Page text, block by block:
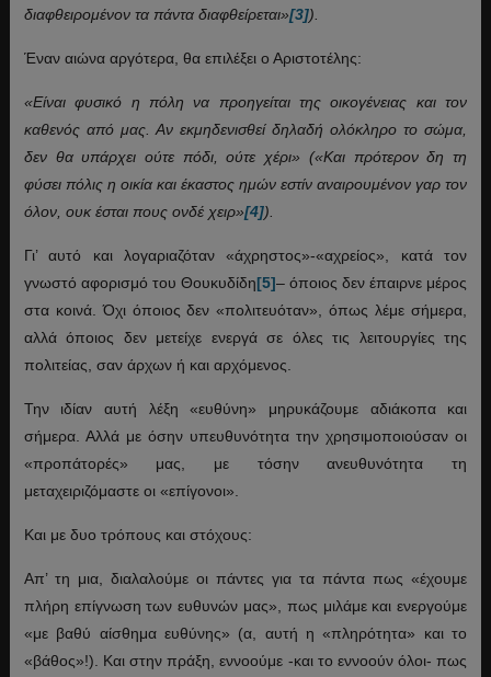
διαφθειρομένον τα πάντα διαφθείρεται»[3]).
Έναν αιώνα αργότερα, θα επιλέξει ο Αριστοτέλης:
«Είναι φυσικό η πόλη να προηγείται της οικογένειας και τον
καθενός από μας. Αν εκμηδενισθεί δηλαδή ολόκληρο το σώμα,
δεν θα υπάρχει ούτε πόδι, ούτε χέρι» («Και πρότερον δη τη
φύσει πόλις η οικία και έκαστος ημών εστίν αναιρουμένον γαρ τον
όλον, ουκ έσται πους ονδέ χειρ»[4]).
Γι’ αυτό και λογαριαζόταν «άχρηστος»-«αχρείος», κατά τον
γνωστό αφορισμό του Θουκυδίδη[5]– όποιος δεν έπαιρνε μέρος
στα κοινά. Όχι όποιος δεν «πολιτευόταν», όπως λέμε σήμερα,
αλλά όποιος δεν μετείχε ενεργά σε όλες τις λειτουργίες της
πολιτείας, σαν άρχων ή και αρχόμενος.
Την ιδίαν αυτή λέξη «ευθύνη» μηρυκάζουμε αδιάκοπα και
σήμερα. Αλλά με όσην υπευθυνότητα την χρησιμοποιούσαν οι
«προπάτορές» μας, με τόσην ανευθυνότητα τη
μεταχειριζόμαστε οι «επίγονοι».
Και με δυο τρόπους και στόχους:
Απ’ τη μια, διαλαλούμε οι πάντες για τα πάντα πως «έχουμε
πλήρη επίγνωση των ευθυνών μας», πως μιλάμε και ενεργούμε
«με βαθύ αίσθημα ευθύνης» (α, αυτή η «πληρότητα» και το
«βάθος»!). Και στην πράξη, εννοούμε -και το εννοούν όλοι- πως